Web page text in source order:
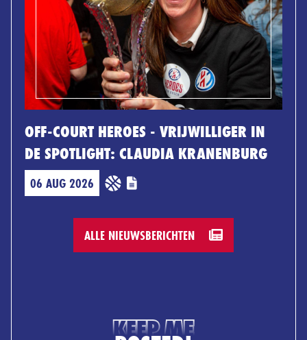
OFF-COURT HEROES - VRIJWILLIGER IN
DE SPOTLIGHT: CLAUDIA KRANENBURG
06 AUG 2026
ALLE NIEUWSBERICHTEN
KEEP ME